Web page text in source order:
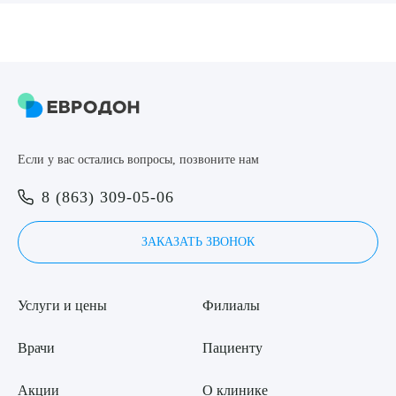
Если у вас остались вопросы, позвоните нам
8 (863) 309-05-06
ЗАКАЗАТЬ ЗВОНОК
Услуги и цены
Врачи
Акции
Филиалы
Пациенту
О клинике
ПОДТВЕРДИТЬ